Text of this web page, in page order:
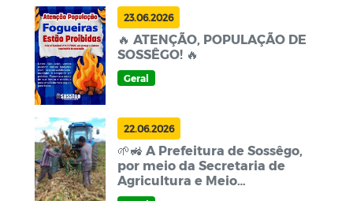
23.06.2026
🔥 ATENÇÃO, POPULAÇÃO DE
SOSSÊGO! 🔥
Geral
22.06.2026
🌱🚜 A Prefeitura de Sossêgo,
por meio da Secretaria de
Agricultura e Meio
Ambiente, segue